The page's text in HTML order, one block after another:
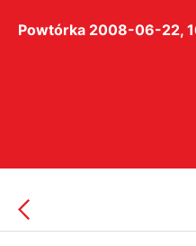
Powtórka 2008-06-22,